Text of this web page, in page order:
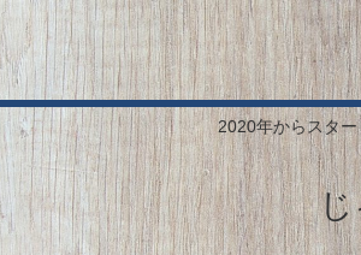
2020年からスタ
じ